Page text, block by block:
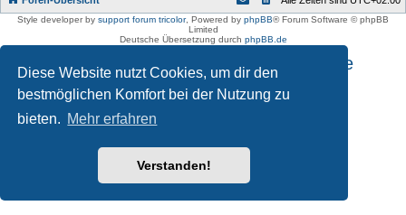
Diese Website nutzt Cookies, um dir den
bestmöglichen Komfort bei der Nutzung zu
bieten. Mehr erfahren
Verstanden!
Style developer by support forum tricolor, Powered by phpBB® Forum Software © phpBB
Limited
Deutsche Übersetzung durch phpBB.de
Impressum und Datenschutzhinweise